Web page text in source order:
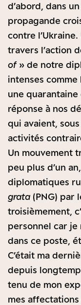
d’abord, dans
propagande
contre
travers l’action
of» de notre
intenses comme
une
réponse à nos
qui avaient,
activités
Un mouvement
peu plus d’un
diplomatiques
grata (PNG) par
troisièmement,
personnel car je
dans ce poste,
C’était ma
depuis
tenu de mon
mes